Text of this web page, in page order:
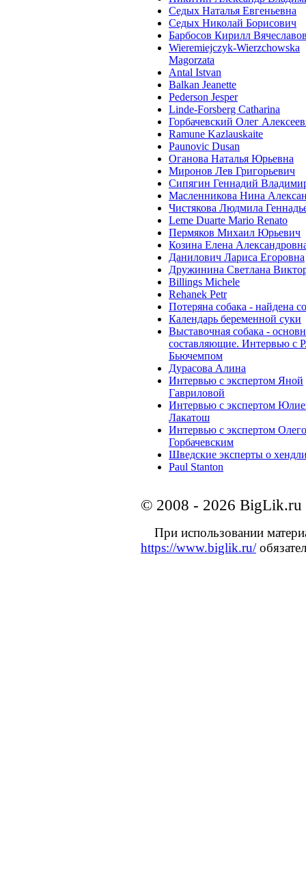
Седых Наталья Евгеньевна
Седых Николай Борисович
Барбосов Кирилл
Wieremiejczyk-Wierzchowska
Magorzata
Antal Istvan
Balkan Jeanette
Pederson Jesper
Linde-Forsberg Catharina
Горбачевский Олег
Ramune Kazlauskaite
Paunovic Dusan
Оганова Наталья Юрьевна
Миронов Лев Григорьевич
Сипягин Геннадий
Масленникова Нина
Чистякова Людмила
Leme Duarte Mario Renato
Пермяков Михаил Юрьевич
Козина Елена
Данилович Лариса Егоровна
Дружинина Светлана
Billings Michele
Rehanek Petr
Потеряна собака - найдена
Календарь беременной суки
Выставочная собака -
составляющие. Интервью с
Бьючемпом
Дурасова Алина
Интервью с экспертом Яной
Гавриловой
Интервью с экспертом
Лакатош
Интервью с экспертом
Горбачевским
Шведские эксперты о
Paul Stanton
© 2008 - 2026 BigLik.ru
При использовании
https://www.biglik.ru/